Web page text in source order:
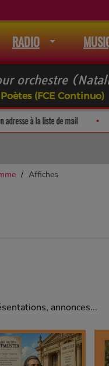
RADIO
orchestre
(FCE Continuo)
ajouter son adresse à la liste
Affiches
annonces...